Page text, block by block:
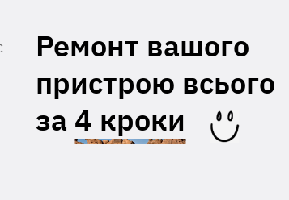
абоРемонт вашого
пристрою всього
за 4 кроки